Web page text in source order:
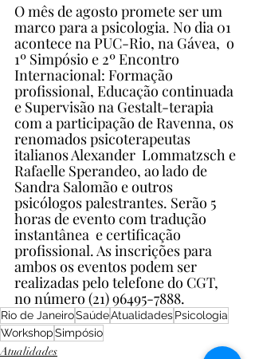
O mês de agosto promete ser um
marco para a psicologia. No dia 01
acontece na PUC-Rio, na Gávea,  o
1º Simpósio e 2º Encontro
Internacional: Formação
profissional, Educação continuada
e Supervisão na Gestalt-terapia
com a participação de Ravenna, os
renomados psicoterapeutas
italianos Alexander  Lommatzsch e
Rafaelle Sperandeo, ao lado de
Sandra Salomão e outros
psicólogos palestrantes. Serão 5
horas de evento com tradução
instantânea  e certificação
profissional. As inscrições para
ambos os eventos podem ser
realizadas pelo telefone do CGT,
no número (21) 96495-7888.
Rio de JaneiroSaúdeAtualidadesPsicologia
WorkshopSimpósio
Atualidades